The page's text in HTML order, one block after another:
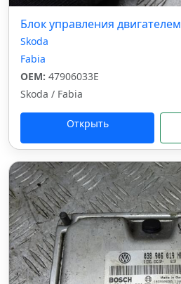
Блок управления двигателем
Skoda
Fabia
OEM: 47906033E
Skoda / Fabia
Открыть